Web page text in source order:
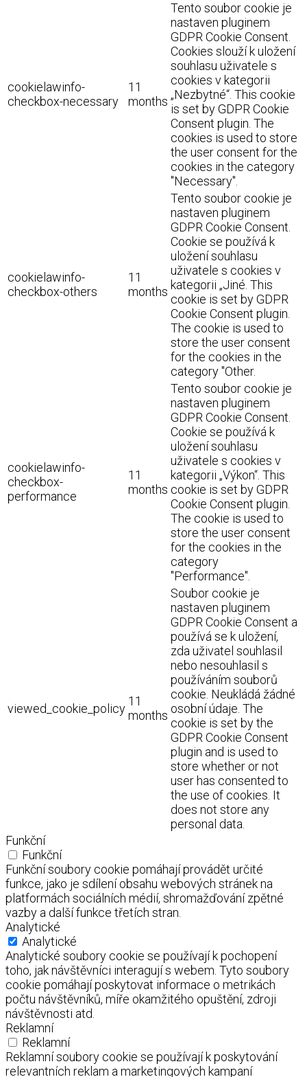
cookielawinfo-
checkbox-necessary
11
months
Tento soubor cookie je
nastaven pluginem
GDPR Cookie Consent.
Cookies slouží k uložení
souhlasu uživatele s
cookies v kategorii
„Nezbytné“. This cookie
is set by GDPR Cookie
Consent plugin. The
cookies is used to store
the user consent for the
cookies in the category
"Necessary".
cookielawinfo-
checkbox-others
11
months
Tento soubor cookie je
nastaven pluginem
GDPR Cookie Consent.
Cookie se používá k
uložení souhlasu
uživatele s cookies v
kategorii „Jiné. This
cookie is set by GDPR
Cookie Consent plugin.
The cookie is used to
store the user consent
for the cookies in the
category "Other.
cookielawinfo-
checkbox-
performance
11
months
Tento soubor cookie je
nastaven pluginem
GDPR Cookie Consent.
Cookie se používá k
uložení souhlasu
uživatele s cookies v
kategorii „Výkon“. This
cookie is set by GDPR
Cookie Consent plugin.
The cookie is used to
store the user consent
for the cookies in the
category
"Performance".
viewed_cookie_policy
11
months
Soubor cookie je
nastaven pluginem
GDPR Cookie Consent a
používá se k uložení,
zda uživatel souhlasil
nebo nesouhlasil s
používáním souborů
cookie. Neukládá žádné
osobní údaje. The
cookie is set by the
GDPR Cookie Consent
plugin and is used to
store whether or not
user has consented to
the use of cookies. It
does not store any
personal data.
Funkční
Funkční
Funkční soubory cookie pomáhají provádět určité
funkce, jako je sdílení obsahu webových stránek na
platformách sociálních médií, shromažďování zpětné
vazby a další funkce třetích stran.
Analytické
Analytické
Analytické soubory cookie se používají k pochopení
toho, jak návštěvníci interagují s webem. Tyto soubory
cookie pomáhají poskytovat informace o metrikách
počtu návštěvníků, míře okamžitého opuštění, zdroji
návštěvnosti atd.
Reklamní
Reklamní
Reklamní soubory cookie se používají k poskytování
relevantních reklam a marketingových kampaní